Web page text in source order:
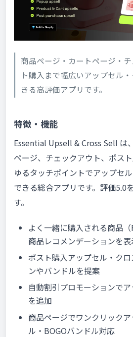
商品ページ・カートページ・
ト購入まで幅広いアップセル
きる高評価アプリです。
特徴・機能
Essential Upsell & Cross Sell は
ページ、チェックアウト、ポス
ゆるタッチポイントでアップセ
できる総合アプリです。評価5.0
す。
よく一緒に購入される商品（
商品レコメンデーションを表
ポスト購入アップセル・ク
ンやバンドルを提案
自動割引プロモーションで
を追加
商品ページでワンクリック
ル・BOGOバンドル対応